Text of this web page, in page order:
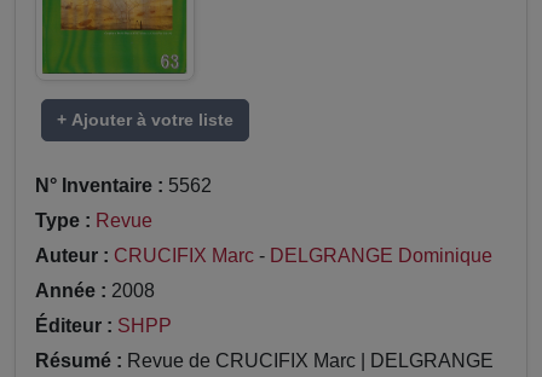
+ Ajouter à votre liste
N° Inventaire : 5562
Type : Revue
Auteur : CRUCIFIX Marc - DELGRANGE Dominique
Année : 2008
Éditeur : SHPP
Résumé : Revue de CRUCIFIX Marc | DELGRANGE